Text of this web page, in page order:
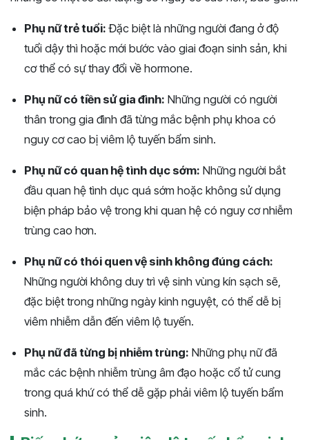
Phụ nữ trẻ tuổi: Đặc biệt là những người đang ở độ
tuổi dậy thì hoặc mới bước vào giai đoạn sinh sản, khi
cơ thể có sự thay đổi về hormone.
Phụ nữ có tiền sử gia đình: Những người có người
thân trong gia đình đã từng mắc bệnh phụ khoa có
nguy cơ cao bị viêm lộ tuyến bẩm sinh.
Phụ nữ có quan hệ tình dục sớm: Những người bắt
đầu quan hệ tình dục quá sớm hoặc không sử dụng
biện pháp bảo vệ trong khi quan hệ có nguy cơ nhiễm
trùng cao hơn.
Phụ nữ có thói quen vệ sinh không đúng cách:
Những người không duy trì vệ sinh vùng kín sạch sẽ,
đặc biệt trong những ngày kinh nguyệt, có thể dễ bị
viêm nhiễm dẫn đến viêm lộ tuyến.
Phụ nữ đã từng bị nhiễm trùng: Những phụ nữ đã
mắc các bệnh nhiễm trùng âm đạo hoặc cổ tử cung
trong quá khứ có thể dễ gặp phải viêm lộ tuyến bẩm
sinh.